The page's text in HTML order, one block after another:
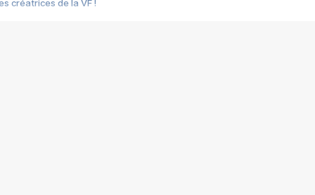
créatrices de la VF !